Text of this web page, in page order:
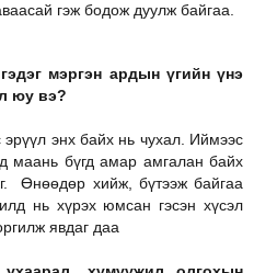
гэж бодож дуулж байгаа.
мэргэн ардын үгийн үнэ
юу вэ?
энх байх нь чухал. Иймээс
маань бүгд амар амгалан байх
Өнөөдөр хийж, бүтээж байгаа
нь хүрэх юмсан гэсэн хүсэл
явдаг даа